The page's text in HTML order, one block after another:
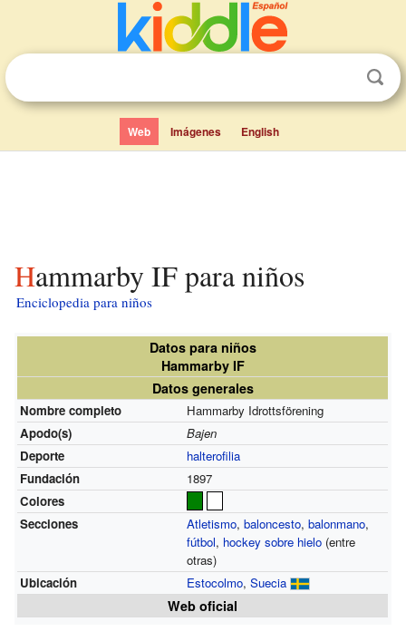
Web Imágenes English
Hammarby IF para niños
Enciclopedia para niños
Datos para niños
Hammarby IF
Datos generales
Nombre completo
Hammarby Idrottsförening
Apodo(s)
Bajen
Deporte
halterofilia
Fundación
1897
Colores
Secciones
Atletismo, baloncesto, balonmano,
fútbol, hockey sobre hielo(entre
otras)
Ubicación
Estocolmo, Suecia
Web oficial